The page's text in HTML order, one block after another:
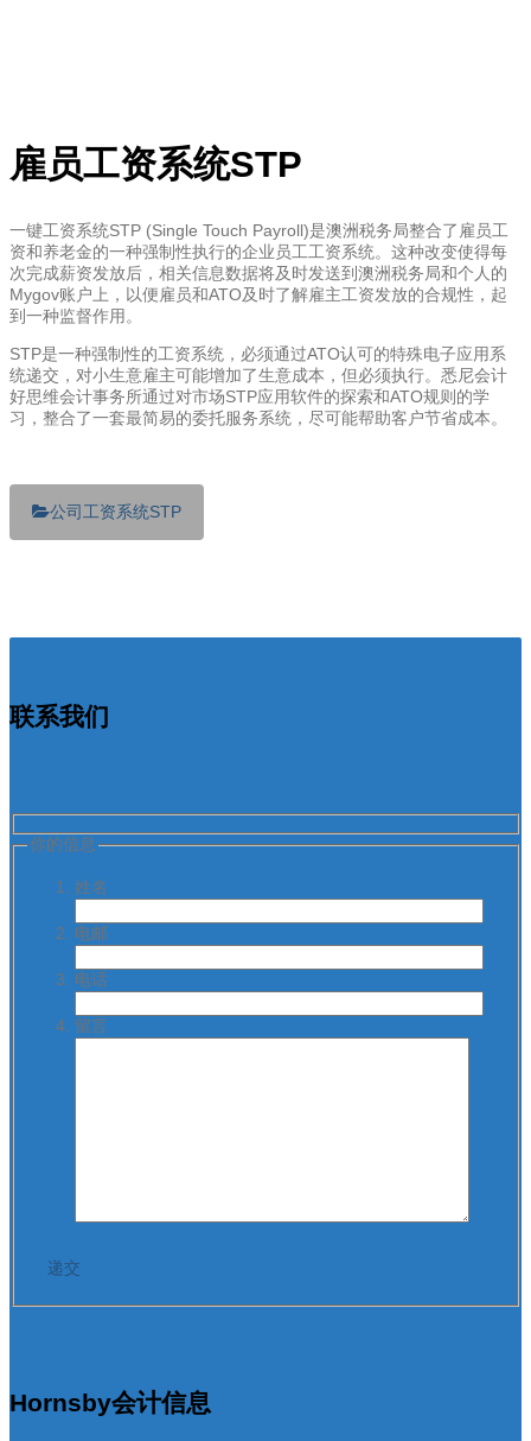
雇员工资系统STP
一键工资系统STP (Single Touch Payroll)是澳洲税务局整合了雇员工
资和养老金的一种强制性执行的企业员工工资系统。这种改变使得每
次完成薪资发放后，相关信息数据将及时发送到澳洲税务局和个人的
Mygov账户上，以便雇员和ATO及时了解雇主工资发放的合规性，起
到一种监督作用。
STP是一种强制性的工资系统，必须通过ATO认可的特殊电子应用系
统递交，对小生意雇主可能增加了生意成本，但必须执行。悉尼会计
好思维会计事务所通过对市场STP应用软件的探索和ATO规则的学
习，整合了一套最简易的委托服务系统，尽可能帮助客户节省成本。
公司工资系统STP
联系我们
你的信息
姓名
电邮
电话
留言
Hornsby会计信息